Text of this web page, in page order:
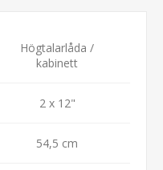
Högtalarlåda /
kabinett
2 x 12"
54,5 cm